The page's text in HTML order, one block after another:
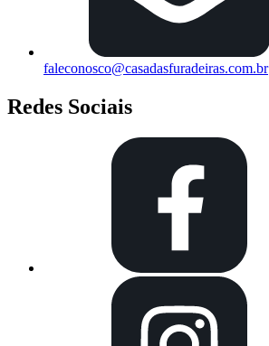
faleconosco@casadasfuradeiras.com.br
Redes Sociais